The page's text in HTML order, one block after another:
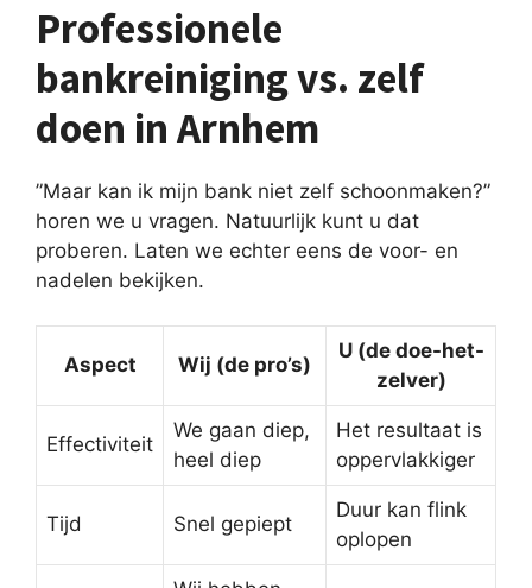
Professionele
bankreiniging vs. zelf
doen in Arnhem
”Maar kan ik mijn bank niet zelf schoonmaken?”
horen we u vragen. Natuurlijk kunt u dat
proberen. Laten we echter eens de voor- en
nadelen bekijken.
Aspect Wij (de pro’s)
U (de doe-het-
zelver)
Effectiviteit
We gaan diep,
heel diep
Het resultaat is
oppervlakkiger
Tijd Snel gepiept
Duur kan flink
oplopen